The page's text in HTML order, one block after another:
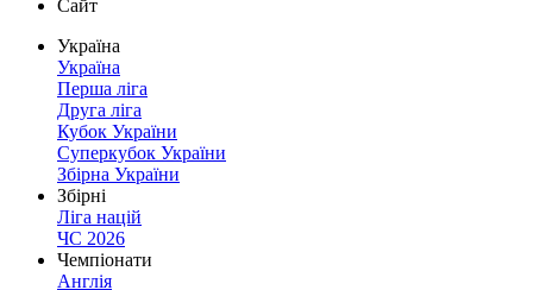
Сайт
Україна
Україна
Перша ліга
Друга ліга
Кубок України
Суперкубок України
Збірна України
Збірні
Ліга націй
ЧС 2026
Чемпіонати
Англія